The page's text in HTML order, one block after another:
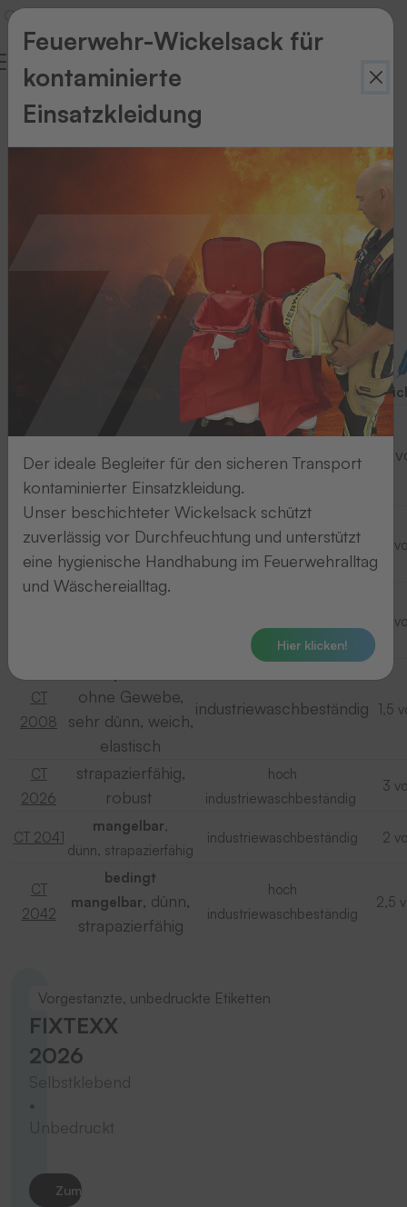
Vorgestanzte,
unbedruckte
QUALITÄTEN
2009
selbstklebend,
ohne Gewebe,
dünn,
weich, elastisch
industriewaschbeständig 1,5
Fixtexx
2026
selbstklebend,
robust,
strapazierfähig
hoch
industriewaschbeständig
3
mangelbar,
2
CT
2008
ohne Gewebe,
sehr dünn, weich,
elastisch
industriewaschbeständig 1,5
CT
2026
strapazierfähig,
robust
hoch
industriewaschbeständig
3
CT 2041
mangelbar,
dünn, strapazierfähig
industriewaschbeständig 2
CT
2042
bedingt
mangelbar, dünn,
strapazierfähig
hoch
industriewaschbeständig
2,5
Vorgestanzte, unbedruckte Etiketten
FIXTEXX
2026
Selbstklebend
Unbedruckt
Zum Produkt
Feuerwehr-Wickelsack für
kontaminierte
Einsatzkleidung
Der ideale Begleiter für den sicheren Transport
kontaminierter Einsatzkleidung.
Unser beschichteter Wickelsack schützt
zuverlässig vor Durchfeuchtung und unterstützt
eine hygienische Handhabung im Feuerwehralltag
und Wäschereialltag.
Hier klicken!